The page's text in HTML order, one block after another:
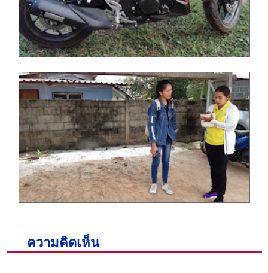
ความคิดเห็น